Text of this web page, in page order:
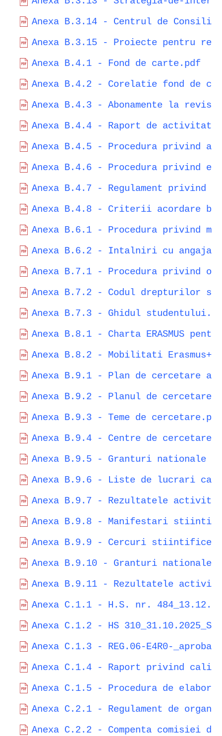
Anexa B.3.14 - Centrul de
Anexa B.3.15 - Proiecte pentru
Anexa B.4.1 - Fond de carte.pdf
Anexa B.4.2 - Corelatie fond de
Anexa B.4.3 - Abonamente la
Anexa B.4.4 - Raport de
Anexa B.4.5 - Procedura privind
Anexa B.4.6 - Procedura privind
Anexa B.4.7 - Regulament privind
Anexa B.4.8 - Criterii acordare
Anexa B.6.1 - Procedura privind
Anexa B.6.2 - Intalniri cu
Anexa B.7.1 - Procedura privind
Anexa B.7.2 - Codul drepturilor
Anexa B.7.3 - Ghidul
Anexa B.8.1 - Charta ERASMUS
Anexa B.8.2 - Mobilitati
Anexa B.9.1 - Plan de cercetare
Anexa B.9.2 - Planul de cercetare
Anexa B.9.3 - Teme de cercetare.pdf
Anexa B.9.4 - Centre de
Anexa B.9.5 - Granturi nationale
Anexa B.9.6 - Liste de lucrari
Anexa B.9.7 - Rezultatele
Anexa B.9.8 - Manifestari
Anexa B.9.9 - Cercuri stiintifice
Anexa B.9.10 - Granturi
Anexa B.9.11 - Rezultatele
Anexa C.1.1 - H.S. nr.
Anexa C.1.2 - HS
Anexa C.1.3 - REG.06-E4R0-
Anexa C.1.4 - Raport privind
Anexa C.1.5 - Procedura de
Anexa C.2.1 - Regulament de
Anexa C.2.2 - Compenta comisiei